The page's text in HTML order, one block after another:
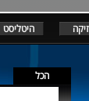
היטליסט
הכל